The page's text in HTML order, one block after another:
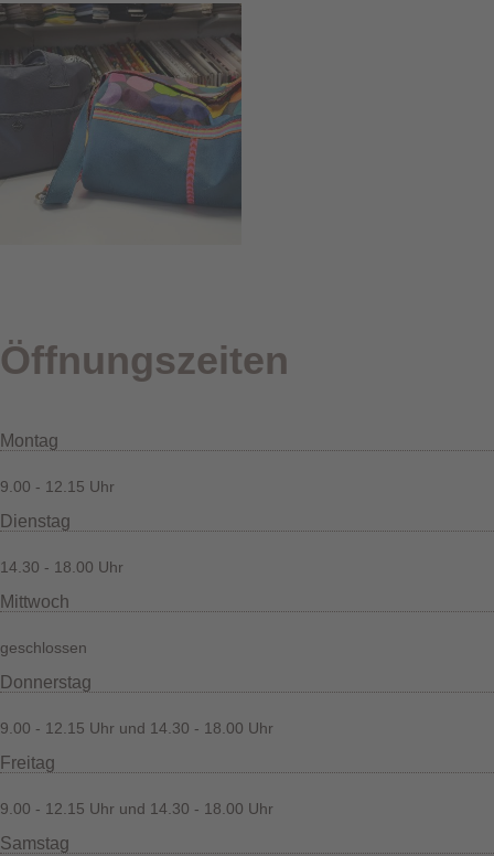
Öffnungszeiten
Montag
9.00 - 12.15 Uhr
Dienstag
14.30 - 18.00 Uhr
Mittwoch
geschlossen
Donnerstag
9.00 - 12.15 Uhr und 14.30 - 18.00 Uhr
Freitag
9.00 - 12.15 Uhr und 14.30 - 18.00 Uhr
Samstag